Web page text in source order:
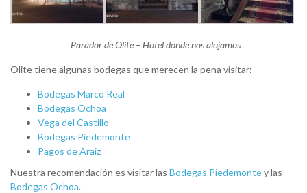
Parador de Olite – Hotel donde nos alojamos
Olite tiene algunas bodegas que merecen la pena visitar:
Bodegas Marco Real
Bodegas Ochoa
Vega del Castillo
Bodegas Piedemonte
Pagos de Araiz
Nuestra recomendación es visitar las Bodegas Piedemontey las
Bodegas Ochoa.